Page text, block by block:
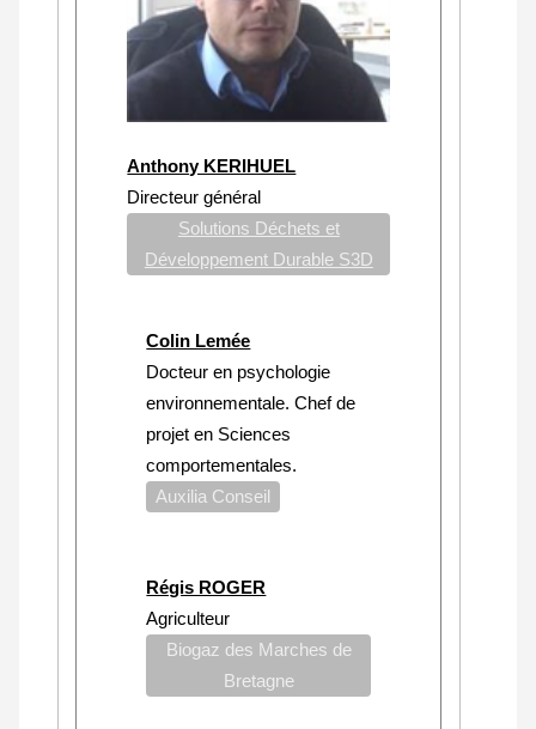
Anthony KERIHUEL
Directeur général
Solutions Déchets et
Développement Durable S3D
Colin Lemée
Docteur en psychologie
environnementale. Chef de
projet en Sciences
comportementales.
Auxilia Conseil
Régis ROGER
Agriculteur
Biogaz des Marches de
Bretagne